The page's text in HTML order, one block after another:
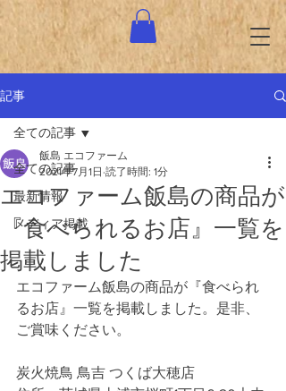
記事
全ての記事
最新情報
メディア掲載
全ての記事
エコファーム飯島の商品が
『食べられるお店』一覧を
掲載しました
飯島 エコファーム
2021年7月1日 読了時間: 1分
エコファーム飯島の商品が『食べられ
るお店』一覧を掲載しました。是非、
ご賞味ください。
炭火焼鳥 鳥吉 つくば大穂店